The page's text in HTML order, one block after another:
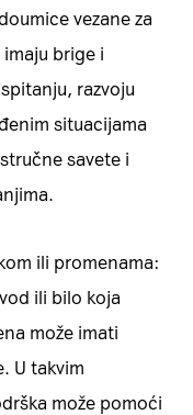
vezane za
brige i
razvoju
situacijama
savete i
ili promenama:
ili bilo koja
može imati
U takvim
može pomoći